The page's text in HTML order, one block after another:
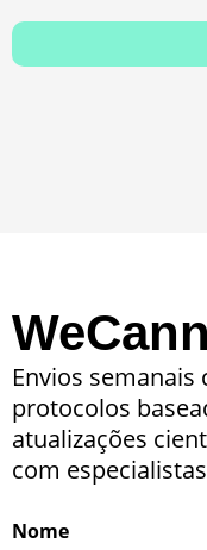
Envios
protocolos
atualizações
com
Nome